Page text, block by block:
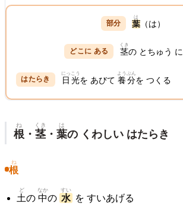
葉
は
（は）
茎
くき
の とちゅう に
日光
にっこう
を あびて養分
ようぶん
を つくる
根
ね
・ 茎
くき
・ 葉
は
の くわしい はたらき
根
ね
土
ど
の 中
なか
の 水
すい
を すいあげる